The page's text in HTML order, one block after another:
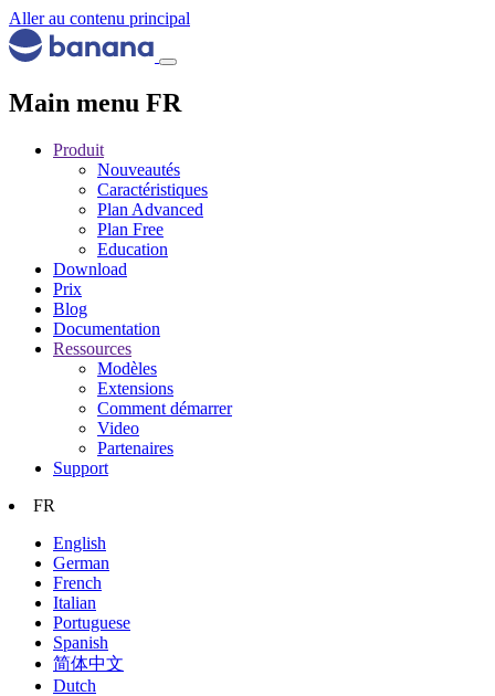
Aller au contenu principal
Main menu FR
Produit
Nouveautés
Caractéristiques
Plan Advanced
Plan Free
Education
Download
Prix
Blog
Documentation
Ressources
Modèles
Extensions
Comment démarrer
Video
Partenaires
Support
FR
English
German
French
Italian
Portuguese
Spanish
简体中文
Dutch